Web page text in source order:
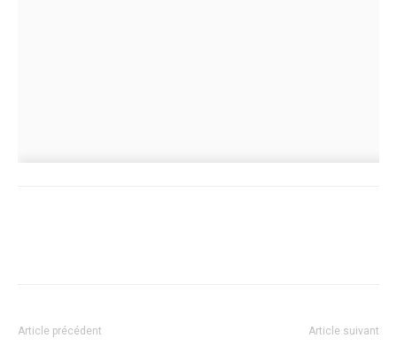
Article précédent Article suivant